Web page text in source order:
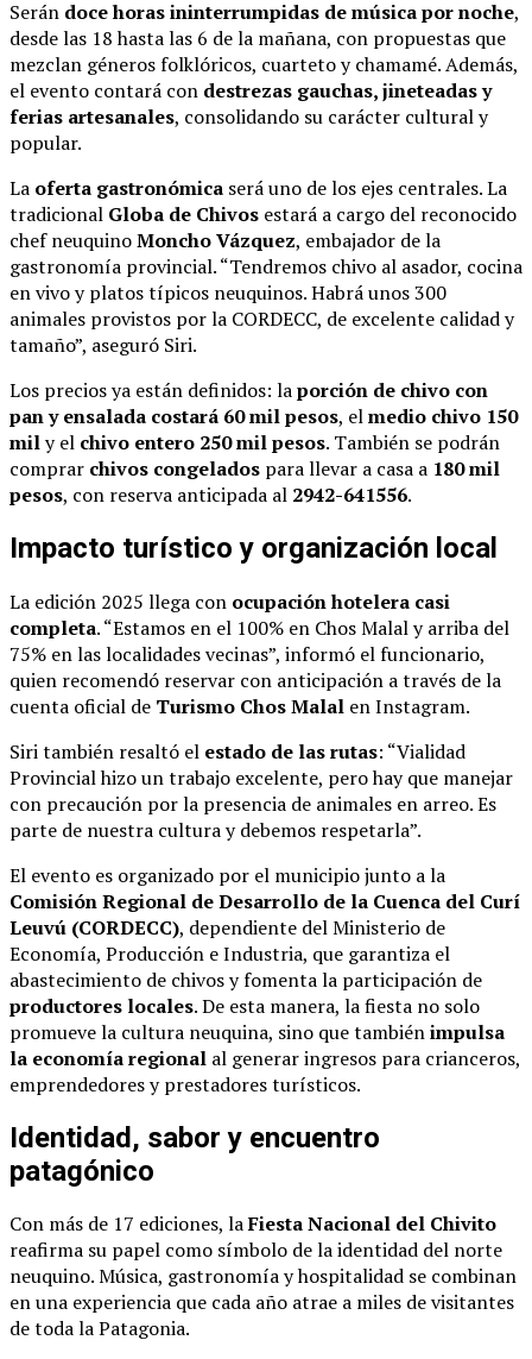
Serán doce horas ininterrumpidas de música por noche,
desde las 18 hasta las 6 de la mañana, con propuestas que
mezclan géneros folklóricos, cuarteto y chamamé. Además,
el evento contará con destrezas gauchas, jineteadas y
ferias artesanales, consolidando su carácter cultural y
popular.
La oferta gastronómica será uno de los ejes centrales. La
tradicional Globa de Chivos estará a cargo del reconocido
chef neuquinoMoncho Vázquez, embajador de la
gastronomía provincial. “Tendremos chivo al asador, cocina
en vivo y platos típicos neuquinos. Habrá unos 300
animales provistos por la CORDECC, de excelente calidad y
tamaño”, aseguró Siri.
Los precios ya están definidos: laporción de chivo con
pan y ensalada costará 60 mil pesos, elmedio chivo 150
mily el chivo entero 250 mil pesos. También se podrán
comprar chivos congelados para llevar a casa a 180 mil
pesos, con reserva anticipada al 2942-641556.
Impacto turístico y organización local
La edición 2025 llega con ocupación hotelera casi
completa. “Estamos en el 100% en Chos Malal y arriba del
75% en las localidades vecinas”, informó el funcionario,
quien recomendó reservar con anticipación a través de la
cuenta oficial de Turismo Chos Malal en Instagram.
Siri también resaltó el estado de las rutas: “Vialidad
Provincial hizo un trabajo excelente, pero hay que manejar
con precaución por la presencia de animales en arreo. Es
parte de nuestra cultura y debemos respetarla”.
El evento es organizado por el municipio junto a la
Comisión Regional de Desarrollo de la Cuenca del Curí
Leuvú (CORDECC), dependiente del Ministerio de
Economía, Producción e Industria, que garantiza el
abastecimiento de chivos y fomenta la participación de
productores locales. De esta manera, la fiesta no solo
promueve la cultura neuquina, sino que tambiénimpulsa
la economía regional al generar ingresos para crianceros,
emprendedores y prestadores turísticos.
Identidad, sabor y encuentro
patagónico
Con más de 17 ediciones, laFiesta Nacional del Chivito
reafirma su papel como símbolo de la identidad del norte
neuquino. Música, gastronomía y hospitalidad se combinan
en una experiencia que cada año atrae a miles de visitantes
de toda la Patagonia.